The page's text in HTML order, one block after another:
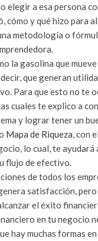
elegir a esa persona
cómo y qué hizo para
metodología o
la gasolina que
que generan
Para que esto no te
cuales te explico a
y lograr tener un
Mapa de Riqueza, con
lo cual, te
flujo de efectivo.
de todos los
satisfacción,
el éxito
en tu negocio
hay muchas formas